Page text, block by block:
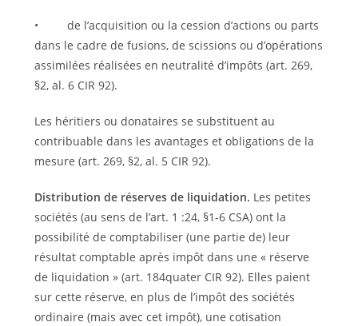
• de l’acquisition ou la cession d’actions ou parts
dans le cadre de fusions, de scissions ou d’opérations
assimilées réalisées en neutralité d’impôts (art. 269,
§2, al. 6 CIR 92).
Les héritiers ou donataires se substituent au
contribuable dans les avantages et obligations de la
mesure (art. 269, §2, al. 5 CIR 92).
Distribution de réserves de liquidation. Les petites
sociétés (au sens de l’art. 1 :24, §1-6 CSA) ont la
possibilité de comptabiliser (une partie de) leur
résultat comptable après impôt dans une « réserve
de liquidation » (art. 184quater CIR 92). Elles paient
sur cette réserve, en plus de l’impôt des sociétés
ordinaire (mais avec cet impôt), une cotisation